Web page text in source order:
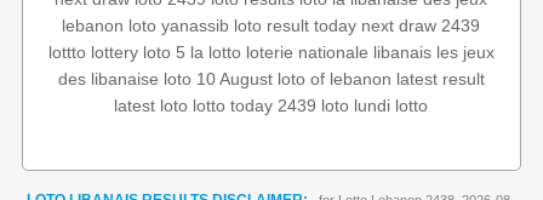
lebanon loto yanassib loto result today next draw 2439
lottto lottery loto 5 la lotto loterie nationale libanais les jeux
des libanaise loto 10 August loto of lebanon latest result
latest loto lotto today 2439 loto lundi lotto